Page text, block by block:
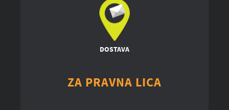
DOSTAVA
ZA PRAVNA LICA